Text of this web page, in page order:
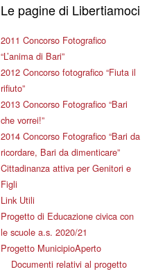
Le pagine di Libertiamoci
2011 Concorso Fotografico
“L’anima di Bari”
2012 Concorso fotografico “Fiuta il
rifiuto”
2013 Concorso Fotografico “Bari
che vorrei!”
2014 Concorso Fotografico “Bari da
ricordare, Bari da dimenticare”
Cittadinanza attiva per Genitori e
Figli
Link Utili
Progetto di Educazione civica con
le scuole a.s. 2020/21
Progetto MunicipioAperto
Documenti relativi al progetto